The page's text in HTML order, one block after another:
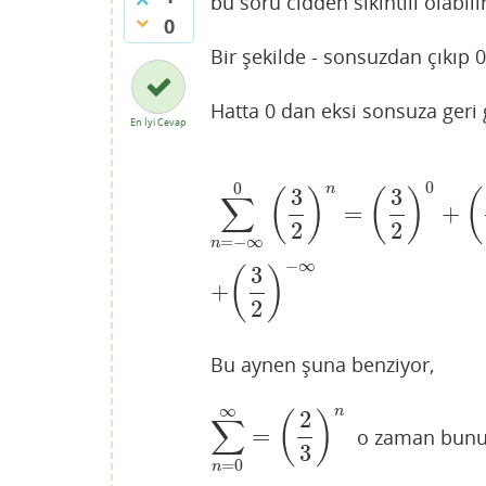
0
En İyi Cevap
Bir şekilde - sonsuzdan çıkıp
Hatta 0 dan eksi sonsuza
∑
n=−∞
0 ( 3
2 ) n
= ( 3
2 ) 0
+ (
+( 3
2 ) −∞
n= − 0 32 n 32 0 +(3 2) 1+( 32
Bu aynen şuna benziyor,
∑
n=0
∞
= ( 2
3 ) n
∑n 0∞ ( 3) o zaman